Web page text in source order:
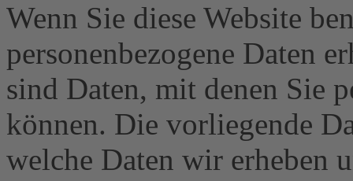
Wenn Sie diese Website
personenbezogene Daten
sind Daten, mit denen Sie
können. Die vorliegende
welche Daten wir erheben